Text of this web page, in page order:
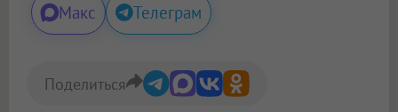
Макс Телеграм
Поделиться